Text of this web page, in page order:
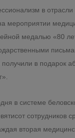
в отрасли
мероприятии
медалью «80
получили в подарок
в системе
сотрудников
вторая